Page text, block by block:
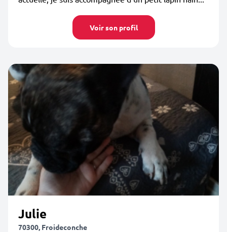
Voir son profil
Julie
70300, Froideconche